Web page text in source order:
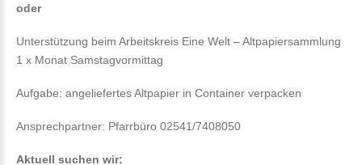
oder
Unterstützung beim Arbeitskreis Eine Welt – Altpapiersammlung
1 x Monat Samstagvormittag
Aufgabe: angeliefertes Altpapier in Container verpacken
Ansprechpartner: Pfarrbüro 02541/7408050
Aktuell suchen wir: